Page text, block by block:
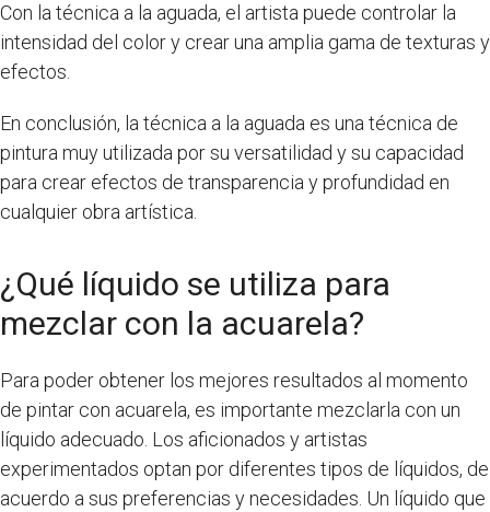
Con la técnica a la aguada, el artista puede controlar la
intensidad del color y crear una amplia gama de texturas y
efectos.
En conclusión, la técnica a la aguada es una técnica de
pintura muy utilizada por su versatilidad y su capacidad
para crear efectos de transparencia y profundidad en
cualquier obra artística.
¿Qué líquido se utiliza para
mezclar con la acuarela?
Para poder obtener los mejores resultados al momento
de pintar con acuarela, es importante mezclarla con un
líquido adecuado. Los aficionados y artistas
experimentados optan por diferentes tipos de líquidos, de
acuerdo a sus preferencias y necesidades. Un líquido que